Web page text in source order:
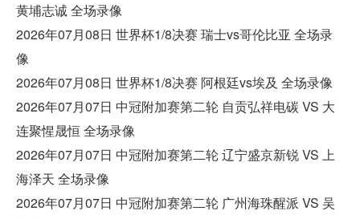
黄埔志诚 全场录像
2026年07月08日 世界杯1/8决赛 瑞士vs哥伦比亚 全场录
像
2026年07月08日 世界杯1/8决赛 阿根廷vs埃及 全场录像
2026年07月07日 中冠附加赛第二轮 自贡弘祥电碳 VS 大
连聚惺晟恒 全场录像
2026年07月07日 中冠附加赛第二轮 辽宁盛京新锐 VS 上
海泽天 全场录像
2026年07月07日 中冠附加赛第二轮 广州海珠醒派 VS 吴